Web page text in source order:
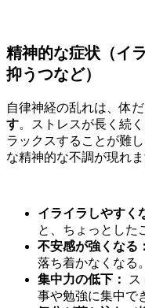
精神的な症状（イ
抑うつなど）
自律神経の乱れは、体だ
す。ストレスが長く続
ラックスすることが難
な精神的な不調が現れま
イライラしやすく
と、ちょっとした
不安感が強くなる：
落ち着かなくなる。
集中力の低下：
ス
事や勉強に集中で